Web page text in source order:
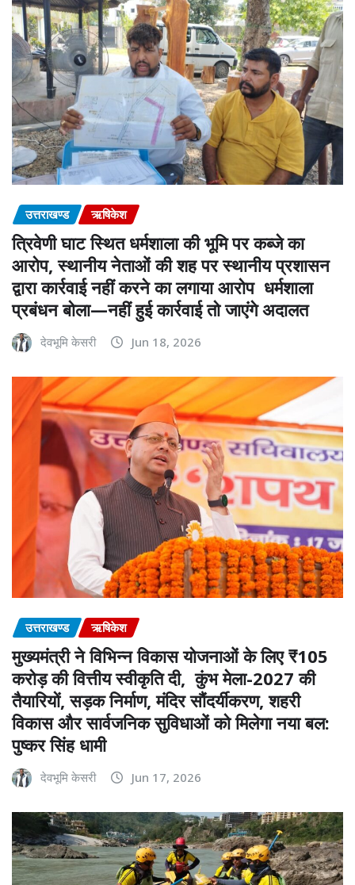
उत्तराखण्ड ऋषिकेश
त्रिवेणी घाट स्थित धर्मशाला की भूमि पर कब्जे का
आरोप, स्थानीय नेताओं की शह पर स्थानीय प्रशासन
द्वारा कार्रवाई नहीं करने का लगाया आरोप धर्मशाला
प्रबंधन बोला—नहीं हुई कार्रवाई तो जाएंगे अदालत
देवभूमि केसरी Jun 18, 2026
उत्तराखण्ड ऋषिकेश
मुख्यमंत्री ने विभिन्न विकास योजनाओं के लिए ₹105
करोड़ की वित्तीय स्वीकृति दी, कुंभ मेला-2027 की
तैयारियों, सड़क निर्माण, मंदिर सौंदर्यीकरण, शहरी
विकास और सार्वजनिक सुविधाओं को मिलेगा नया बल:
पुष्कर सिंह धामी
देवभूमि केसरी Jun 17, 2026